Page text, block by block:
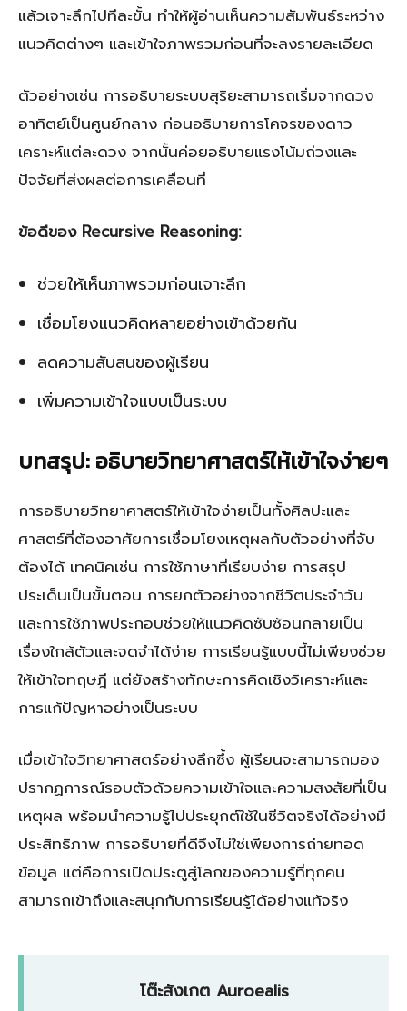
แล้วเจาะลึกไปทีละขั้น ทำให้ผู้อ่านเห็นความสัมพันธ์ระหว่าง
แนวคิดต่างๆ และเข้าใจภาพรวมก่อนที่จะลงรายละเอียด
ตัวอย่างเช่น การอธิบายระบบสุริยะสามารถเริ่มจากดวง
อาทิตย์เป็นศูนย์กลาง ก่อนอธิบายการโคจรของดาว
เคราะห์แต่ละดวง จากนั้นค่อยอธิบายแรงโน้มถ่วงและ
ปัจจัยที่ส่งผลต่อการเคลื่อนที่
ข้อดีของ Recursive Reasoning:
ช่วยให้เห็นภาพรวมก่อนเจาะลึก
เชื่อมโยงแนวคิดหลายอย่างเข้าด้วยกัน
ลดความสับสนของผู้เรียน
เพิ่มความเข้าใจแบบเป็นระบบ
บทสรุป: อธิบายวิทยาศาสตร์ให้เข้าใจง่ายๆ
การอธิบายวิทยาศาสตร์ให้เข้าใจง่ายเป็นทั้งศิลปะและ
ศาสตร์ที่ต้องอาศัยการเชื่อมโยงเหตุผลกับตัวอย่างที่จับ
ต้องได้ เทคนิคเช่น การใช้ภาษาที่เรียบง่าย การสรุป
ประเด็นเป็นขั้นตอน การยกตัวอย่างจากชีวิตประจำวัน
และการใช้ภาพประกอบช่วยให้แนวคิดซับซ้อนกลายเป็น
เรื่องใกล้ตัวและจดจำได้ง่าย การเรียนรู้แบบนี้ไม่เพียงช่วย
ให้เข้าใจทฤษฎี แต่ยังสร้างทักษะการคิดเชิงวิเคราะห์และ
การแก้ปัญหาอย่างเป็นระบบ
เมื่อเข้าใจวิทยาศาสตร์อย่างลึกซึ้ง ผู้เรียนจะสามารถมอง
ปรากฏการณ์รอบตัวด้วยความเข้าใจและความสงสัยที่เป็น
เหตุผล พร้อมนำความรู้ไปประยุกต์ใช้ในชีวิตจริงได้อย่างมี
ประสิทธิภาพ การอธิบายที่ดีจึงไม่ใช่เพียงการถ่ายทอด
ข้อมูล แต่คือการเปิดประตูสู่โลกของความรู้ที่ทุกคน
สามารถเข้าถึงและสนุกกับการเรียนรู้ได้อย่างแท้จริง
โต๊ะสังเกต Auroealis